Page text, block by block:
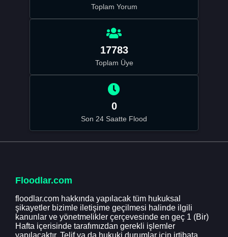
Toplam Yorum
17783
Toplam Üye
0
Son 24 Saatte Flood
Floodlar.com
floodlar.com hakkında yapılacak tüm hukuksal
şikayetler bizimle iletişime geçilmesi halinde ilgili
kanunlar ve yönetmelikler çerçevesinde en geç 1 (Bir)
Hafta içerisinde tarafımızdan gerekli işlemler
yapılacaktır. Telif ya da hukuki durumlar için irtibata